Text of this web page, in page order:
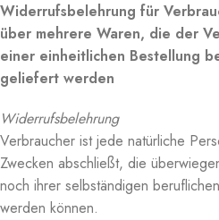
Widerrufsbelehrung für
über mehrere Waren, die der
einer einheitlichen Bestellung
geliefert werden
Widerrufsbelehrung
Verbraucher ist jede natürliche
Zwecken abschließt, die
noch ihrer selbständigen
werden können.